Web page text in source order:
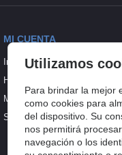
MI CUENTA
Iniciar sesión
Historial de pedidos
Mi lista de compra
Seguimiento del pedido
Utilizamos
Para brindar la mejor
como cookies para
del dispositivo. Su
nos permitirá
navegación o los